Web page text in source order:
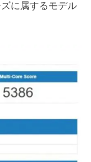
に属するモデル